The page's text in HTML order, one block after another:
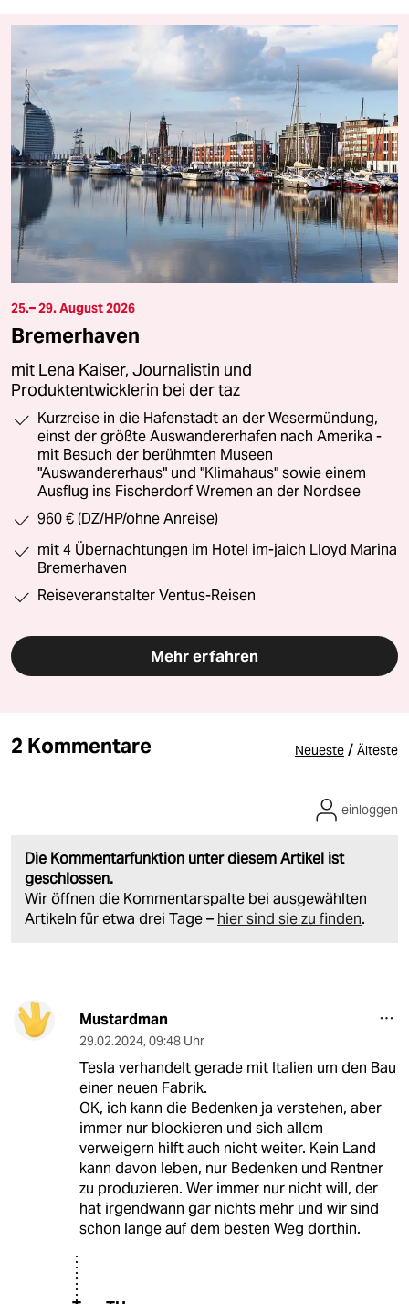
25.– 29. August 2026
Bremerhaven
mit Lena Kaiser, Journalistin und
Produktentwicklerin bei der taz
Kurzreise in die Hafenstadt an der Wesermündung,
einst der größte Auswandererhafen nach Amerika -
mit Besuch der berühmten Museen
"Auswandererhaus" und "Klimahaus" sowie einem
Ausflug ins Fischerdorf Wremen an der Nordsee
960 € (DZ/HP/ohne Anreise)
mit 4 Übernachtungen im Hotel im-jaich Lloyd Marina
Bremerhaven
Reiseveranstalter Ventus-Reisen
Mehr erfahren
2 Kommentare Neueste / Älteste
Die Kommentarfunktion unter diesem Artikel ist
geschlossen.
Wir öffnen die Kommentarspalte bei ausgewählten
Artikeln für etwa drei Tage – hier sind sie zu finden.
einloggen
Mustardman
29.02.2024, 09:48 Uhr
Tesla verhandelt gerade mit Italien um den Bau
einer neuen Fabrik.
OK, ich kann die Bedenken ja verstehen, aber
immer nur blockieren und sich allem
verweigern hilft auch nicht weiter. Kein Land
kann davon leben, nur Bedenken und Rentner
zu produzieren. Wer immer nur nicht will, der
hat irgendwann gar nichts mehr und wir sind
schon lange auf dem besten Weg dorthin.